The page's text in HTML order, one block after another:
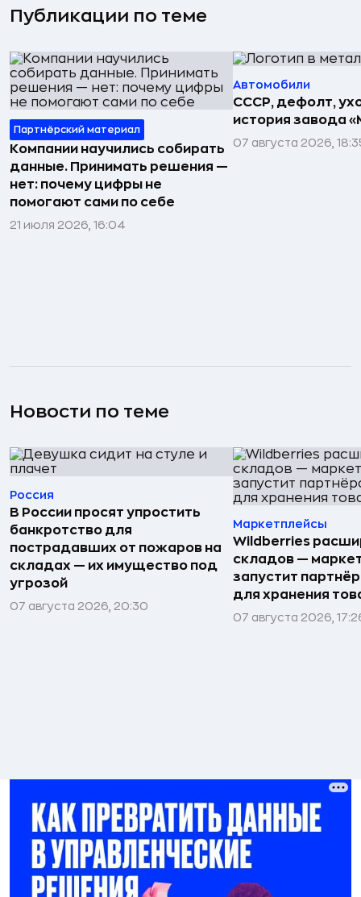
Публикации по теме
Партнёрский материал
Компании научились собирать
данные. Принимать решения —
нет: почему цифры не
помогают сами по себе
21 июля 2026, 16:04
Автомобили
СССР, дефолт,
история завода
07 августа 2026,
Новости по теме
Россия
В России просят упростить
банкротство для
пострадавших от пожаров на
складах — их имущество под
угрозой
07 августа 2026, 20:30
Маркетплейсы
Wildberries
складов —
запустит
для хранения
07 августа 2026,